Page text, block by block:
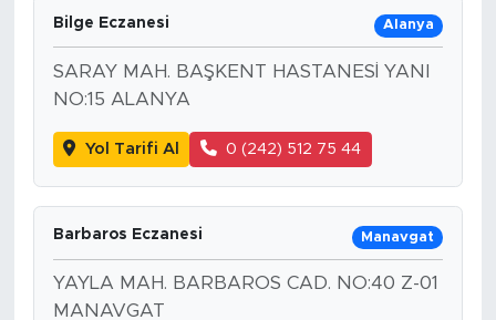
Bilge Eczanesi Alanya
SARAY MAH. BAŞKENT HASTANESİ YANI
NO:15 ALANYA
Yol Tarifi Al 0 (242) 512 75 44
Barbaros Eczanesi Manavgat
YAYLA MAH. BARBAROS CAD. NO:40 Z-01
MANAVGAT